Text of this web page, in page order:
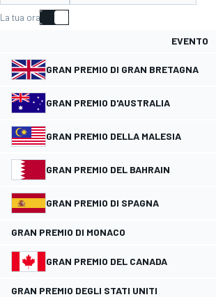
MOTOGP
La tua ora
EVENTO
GRAN PREMIO DI GRAN BRETAGNA
GRAN PREMIO D'AUSTRALIA
GRAN PREMIO DELLA MALESIA
GRAN PREMIO DEL BAHRAIN
GRAN PREMIO DI SPAGNA
GRAN PREMIO DI MONACO
GRAN PREMIO DEL CANADA
GRAN PREMIO DEGLI STATI UNITI